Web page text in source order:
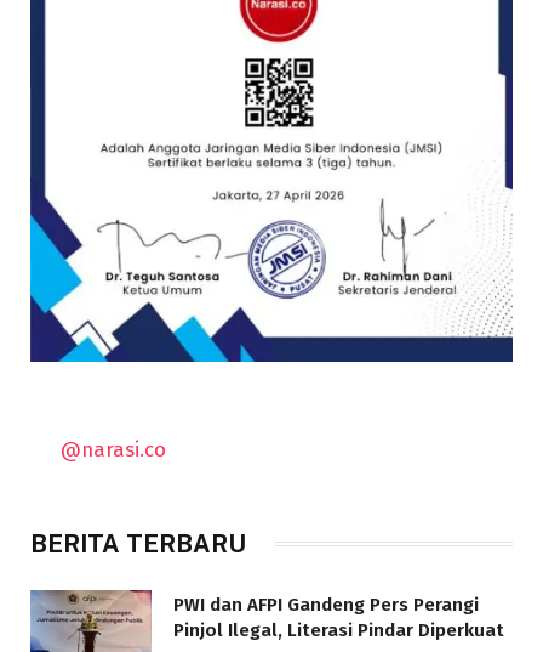
@narasi.co
BERITA TERBARU
PWI dan AFPI Gandeng Pers Perangi
Pinjol Ilegal, Literasi Pindar Diperkuat